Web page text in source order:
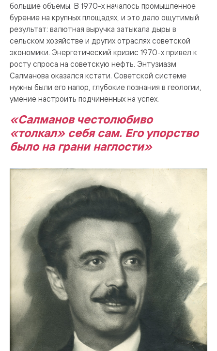
большие объемы. В 1970-х началось промышленное
бурение на крупных площадях, и это дало ощутимый
результат: валютная выручка затыкала дыры в
сельском хозяйстве и других отраслях советской
экономики. Энергетический кризис 1970-х привел к
росту спроса на советскую нефть. Энтузиазм
Салманова оказался кстати. Советской системе
нужны были его напор, глубокие познания в геологии,
умение настроить подчиненных на успех.
«Салманов честолюбиво
«толкал» себя сам. Его упорство
было на грани наглости»